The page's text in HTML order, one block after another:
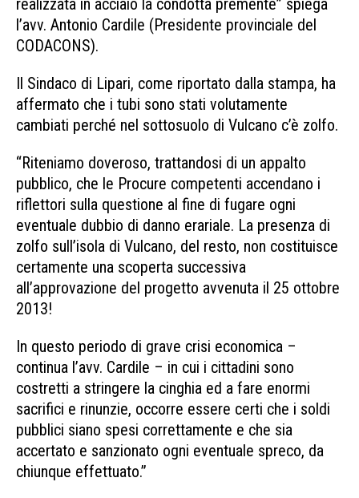
l’avv. Antonio Cardile (Presidente provinciale del
CODACONS).
Il Sindaco di Lipari, come riportato dalla stampa, ha
affermato che i tubi sono stati volutamente
cambiati perché nel sottosuolo di Vulcano c’è zolfo.
“Riteniamo doveroso, trattandosi di un appalto
pubblico, che le Procure competenti accendano i
riflettori sulla questione al fine di fugare ogni
eventuale dubbio di danno erariale. La presenza di
zolfo sull’isola di Vulcano, del resto, non costituisce
certamente una scoperta successiva
all’approvazione del progetto avvenuta il 25 ottobre
2013!
In questo periodo di grave crisi economica –
continua l’avv. Cardile – in cui i cittadini sono
costretti a stringere la cinghia ed a fare enormi
sacrifici e rinunzie, occorre essere certi che i soldi
pubblici siano spesi correttamente e che sia
accertato e sanzionato ogni eventuale spreco, da
chiunque effettuato.”